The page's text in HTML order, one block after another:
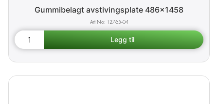
Gummibelagt avstivingsplate 486x1458
12765-04